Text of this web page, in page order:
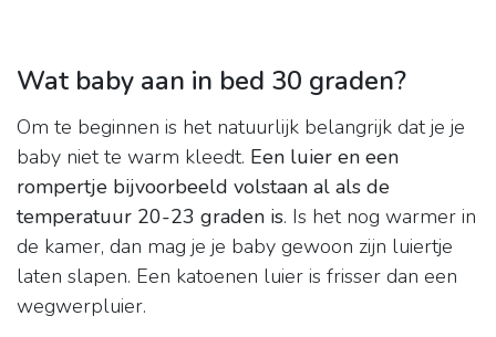
Wat baby aan in bed 30 graden?
Om te beginnen is het natuurlijk belangrijk dat je je
baby niet te warm kleedt. Een luier en een
rompertje bijvoorbeeld volstaan al als de
temperatuur 20-23 graden is. Is het nog warmer in
de kamer, dan mag je je baby gewoon zijn luiertje
laten slapen. Een katoenen luier is frisser dan een
wegwerpluier.